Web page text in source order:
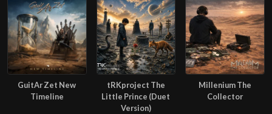
GuitAr Zet New
Timeline
tRKproject The
Little Prince (Duet
Version)
Millenium The
Collector